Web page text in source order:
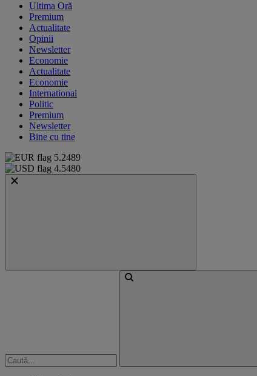
Ultima Oră
Premium
Actualitate
Opinii
Newsletter
Economie
Actualitate
Economie
International
Politic
Premium
Newsletter
Bine cu tine
5.2489
4.5480